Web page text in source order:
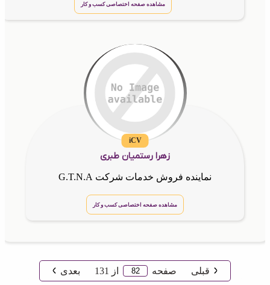
مشاهده صفحه اختصاصی کسب و کار
iCV
زهرا رستمیان طبری
نماینده فروش خدمات شرکت G.T.N.A
مشاهده صفحه اختصاصی کسب و کار
قبلی صفحه از 131 بعدی